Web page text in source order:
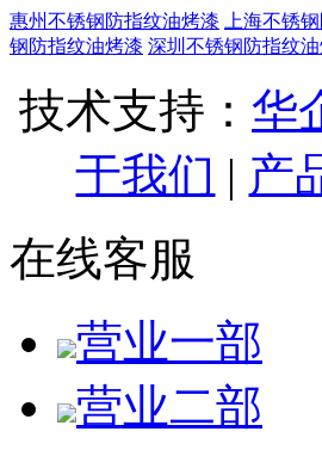
惠州不锈钢防指纹油烤漆 上海不锈
钢防指纹油烤漆 深圳不锈钢防指纹
技术支持： 华
于我们 | 产
在线客服
营业一部
营业二部